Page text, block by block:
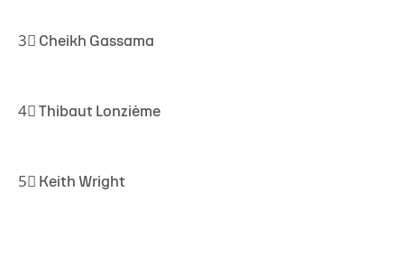
3⃣ Cheikh Gassama
4⃣ Thibaut Lonzième
5⃣ Keith Wright